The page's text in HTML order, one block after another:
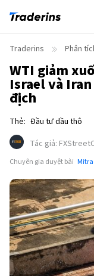
Traderins Phân
WTI giảm
Israel và
địch
Thẻ: Đầu tư dầu thô
Tác giả: FXStreet
Chuyên gia duyệt bài